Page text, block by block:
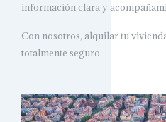
información clara y
Con nosotros, alquilar tu
totalmente seguro.